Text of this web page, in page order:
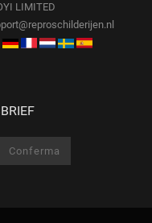
LIMITED